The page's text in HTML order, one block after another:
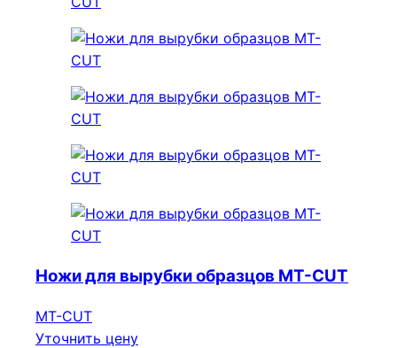
Ножи для вырубки образцов МТ-CUT
МТ-CUT
Уточнить цену